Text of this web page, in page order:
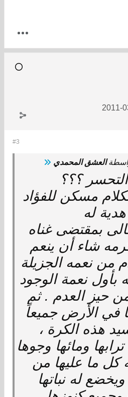
#3
العشق المحمدي
؟؟؟
مسكن للفؤاد
هدية له
بمقتضى غناه
شاء أن ينعم
من نعمه الجزيلة
بأول نعمة الوجود
حيز العدم . ثم
في الأرض جميعاً
هذه الكرة ،
ومائها وجوها
كل ما عليها من
له نباتها